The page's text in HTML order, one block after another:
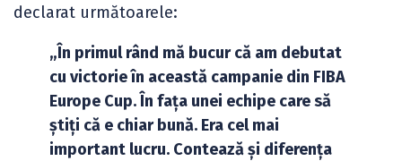
declarat următoarele:
„În primul rând mă bucur că am debutat
cu victorie în această campanie din FIBA
Europe Cup. În fața unei echipe care să
știți că e chiar bună. Era cel mai
important lucru. Contează și diferența